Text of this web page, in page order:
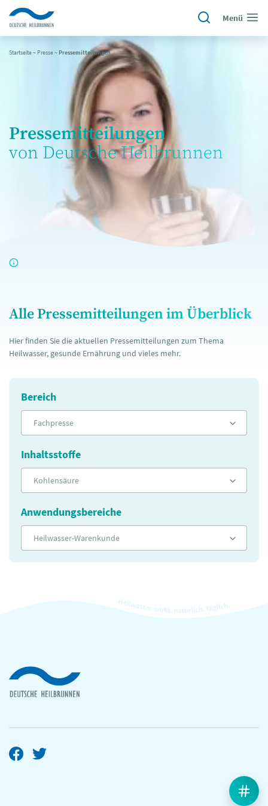
Menü
Startseite~ Presse~Pressemitteilungen
Pressemitteilungen
von Deutsche Heilbrunnen
Alle Pressemitteilungen im Überblick
Hier finden Sie die aktuellen Pressemitteilungen zum Thema
Heilwasser, gesunde Ernährung und vieles mehr.
Bereich
Fachpresse
Inhaltsstoffe
Kohlensäure
Anwendungsbereiche
Heilwasser-Warenkunde